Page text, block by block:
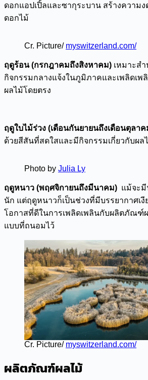
ดอกแอปเปิ้ลและซากุระบาน สร้างความ
ดอกไม้
Cr. Picture/ myswitzerland.com/
ฤดูร้อน (กรกฎาคมถึงสิงหาคม) เหมาะส
กิจกรรมกลางแจ้งในภูมิภาคและเพลิดเพ
ผลไม้โดยตรง
ฤดูใบไม้ร่วง (เดือนกันยายนถึงเดือนตุลาค
ด้วยสีสันที่สดใสและมีกิจกรรมเกี่ยวกับผล
Photo by Julia Ly
ฤดูหนาว (พฤศจิกายนถึงมีนาคม) แม้จะมี
นัก แต่ฤดูหนาวก็เป็นช่วงที่มีบรรยากาศเงี
โอกาสที่ดีในการเพลิดเพลินกับผลิตภัณฑ์
แบบที่ถนอมไว้
Cr. Picture/ myswitzerland.com/
ผลิตภัณฑ์ผลไม้